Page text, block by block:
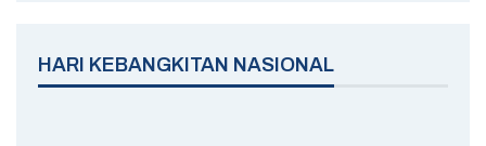
HARI KEBANGKITAN NASIONAL